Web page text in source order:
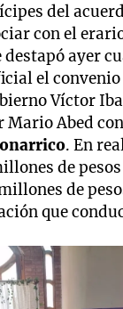
del
con el
destapó ayer
el
Víctor
Mario Abed
. En
de
de
que